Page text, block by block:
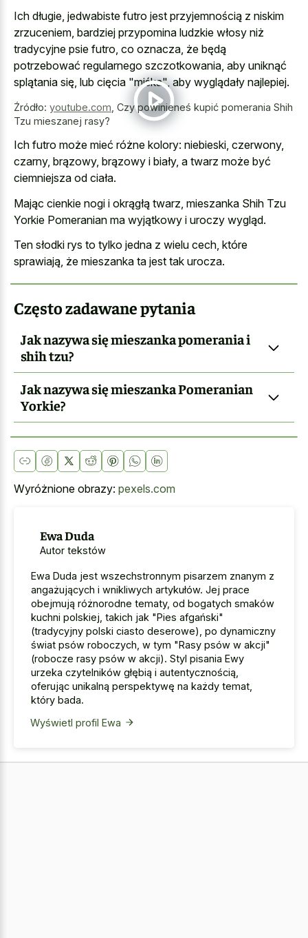
Ich długie, jedwabiste futro jest przyjemnością z niskim
zrzuceniem, bardziej przypomina ludzkie włosy niż
tradycyjne psie futro, co oznacza, że będą
potrzebować regularnego szczotkowania, aby uniknąć
splątania się, lub cięcia "miśka", aby wyglądały najlepiej.
Źródło: youtube.com Czy powinieneś kupić pomerania Shih
Tzu mieszanej rasy?
Ich futro może mieć różne kolory: niebieski, czerwony,
czarny, brązowy, brązowy i biały, a twarz może być
ciemniejsza od ciała.
Mając cienkie nogi i okrągłą twarz, mieszanka Shih Tzu
Yorkie Pomeranian ma wyjątkowy i uroczy wygląd.
Ten słodki rys to tylko jedna z wielu cech, które
sprawiają, że mieszanka ta jest tak urocza.
Często zadawane pytania
Jak nazywa się mieszanka pomerania i
shih tzu?
Jak nazywa się mieszanka Pomeranian
Yorkie?
Wyróżnione obrazy: pexels.com
Ewa Duda
Autor tekstów
Ewa Duda jest wszechstronnym pisarzem znanym z
angażujących i wnikliwych artykułów. Jej prace
obejmują różnorodne tematy, od bogatych smaków
kuchni polskiej, takich jak "Pies afgański"
(tradycyjny polski ciasto deserowe), po dynamiczny
świat psów roboczych, w tym "Rasy psów w akcji"
(robocze rasy psów w akcji). Styl pisania Ewy
urzeka czytelników głębią i autentycznością,
oferując unikalną perspektywę na każdy temat,
który bada.
Wyświetl profil Ewa